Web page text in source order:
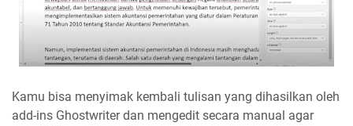
Kamu bisa menyimak kembali tulisan yang dihasilkan oleh
add-ins Ghostwriter dan mengedit secara manual agar